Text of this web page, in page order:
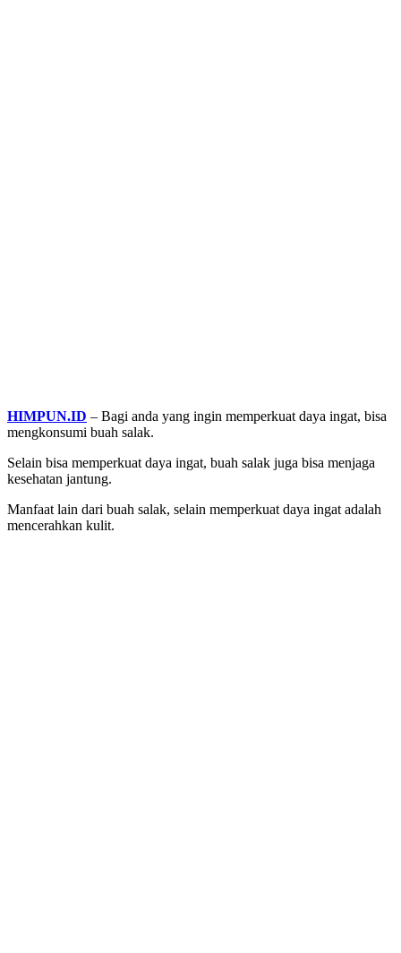
HIMPUN.ID – Bagi anda yang ingin memperkuat daya ingat, bisa
mengkonsumi buah salak.
Selain bisa memperkuat daya ingat, buah salak juga bisa menjaga
kesehatan jantung.
Manfaat lain dari buah salak, selain memperkuat daya ingat adalah
mencerahkan kulit.